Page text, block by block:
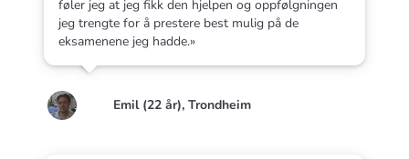
føler jeg at jeg fikk den hjelpen og oppfølgningen
jeg trengte for å prestere best mulig på de
eksamenene jeg hadde.»
Emil (22 år), Trondheim